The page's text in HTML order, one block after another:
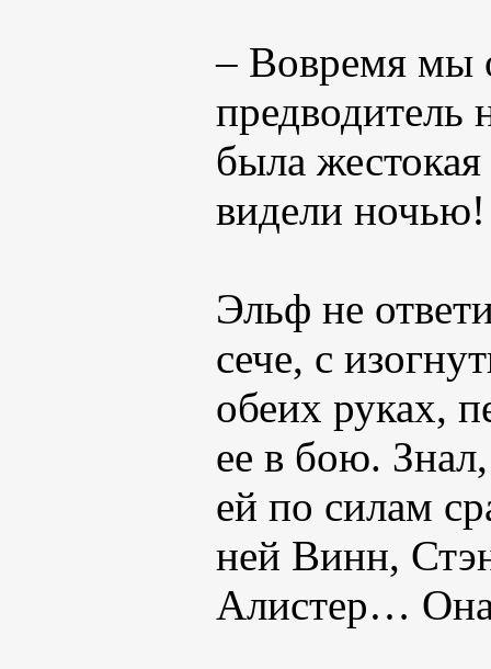
– Вовремя мы
предводитель
была
видели
Эльф не
сече, с
обеих руках,
ее в бою.
ей по силам
ней Винн,
Алистер… Она